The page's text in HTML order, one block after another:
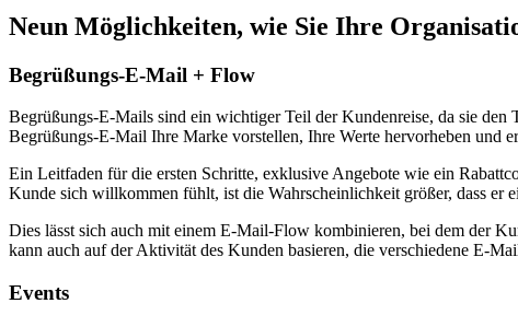
Neun Möglichkeiten, wie Sie Ihre
Begrüßungs-E-Mail + Flow
Begrüßungs-E-Mails sind ein wichtiger Teil der Kundenreise, da sie
Begrüßungs-E-Mail Ihre Marke vorstellen, Ihre Werte hervorheben und
Ein Leitfaden für die ersten Schritte, exklusive Angebote wie ein
Kunde sich willkommen fühlt, ist die Wahrscheinlichkeit größer, dass er
Dies lässt sich auch mit einem E-Mail-Flow kombinieren, bei dem der
kann auch auf der Aktivität des Kunden basieren, die verschiedene E-
Events